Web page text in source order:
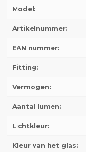
Model:
Artikelnummer:
EAN nummer:
Fitting:
Vermogen:
Aantal lumen:
Lichtkleur:
Kleur van het glas: